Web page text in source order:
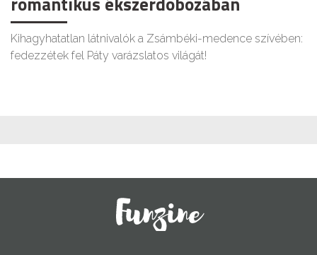
Kihagyhatatlan látnivalók a Zsámbéki-medence szívében:
fedezzétek fel Páty varázslatos világát!